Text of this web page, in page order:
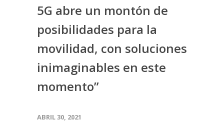
5G abre un montón de
posibilidades para la
movilidad, con soluciones
inimaginables en este
momento”
ABRIL 30, 2021